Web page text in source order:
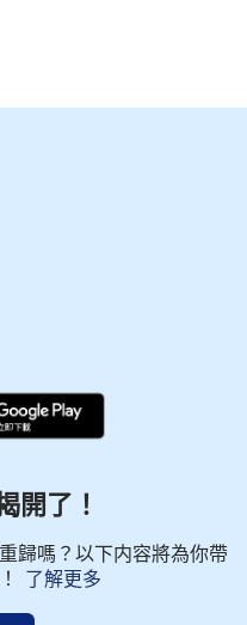
開了！
歸嗎？以下内容將為你帶
了解更多